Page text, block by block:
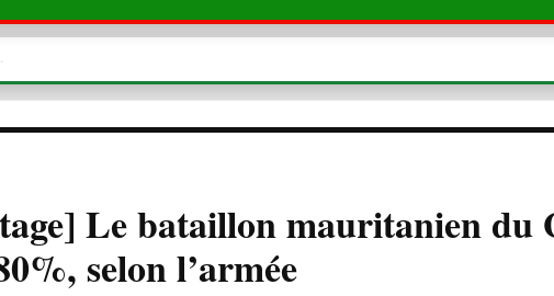
Le bataillon mauritanien du
selon l’armée